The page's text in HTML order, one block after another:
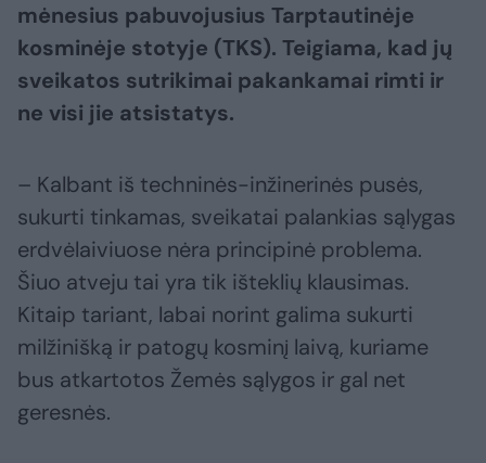
mėnesius pabuvojusius Tarptautinėje
kosminėje stotyje (TKS). Teigiama, kad jų
sveikatos sutrikimai pakankamai rimti ir
ne visi jie atsistatys.
– Kalbant iš techninės-inžinerinės pusės,
sukurti tinkamas, sveikatai palankias sąlygas
erdvėlaiviuose nėra principinė problema.
Šiuo atveju tai yra tik išteklių klausimas.
Kitaip tariant, labai norint galima sukurti
milžinišką ir patogų kosminį laivą, kuriame
bus atkartotos Žemės sąlygos ir gal net
geresnės.